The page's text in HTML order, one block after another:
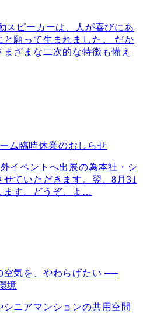
スピーカーは、人が喜びにあ
願って生まれました。 だか
ざまな二次的な特徴も備え
ム臨時休業のおしらせ
イベントへ出展の為本社・シ
ていただきます。翌、8月31
す。どうぞ、よ …
空気を、やわらげたい ──
境
ニアマンションの共用空間